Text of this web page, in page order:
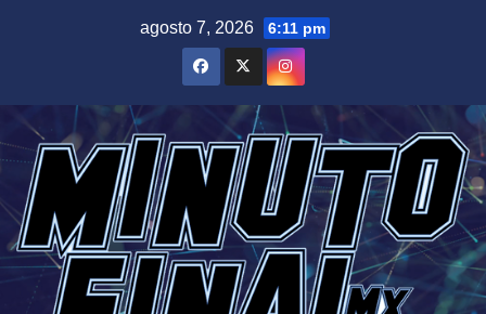
agosto 7, 2026 6:11 pm